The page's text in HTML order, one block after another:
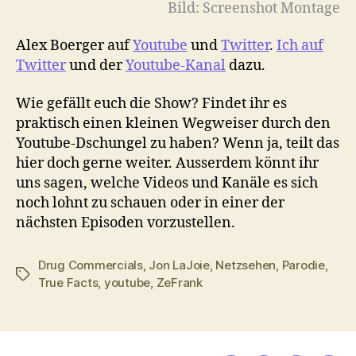
Bild: Screenshot Montage
Alex Boerger aufYoutube undTwitter. Ich auf
Twitterund derYoutube-Kanal dazu.
Wie gefällt euch die Show? Findet ihr es
praktisch einen kleinen Wegweiser durch den
Youtube-Dschungel zu haben? Wenn ja, teilt das
hier doch gerne weiter. Ausserdem könnt ihr
uns sagen, welche Videos und Kanäle es sich
noch lohnt zu schauen oder in einer der
nächsten Episoden vorzustellen.
Schlagwörter
Drug Commercials, Jon LaJoie, Netzsehen, Parodie,
True Facts, youtube, ZeFrank